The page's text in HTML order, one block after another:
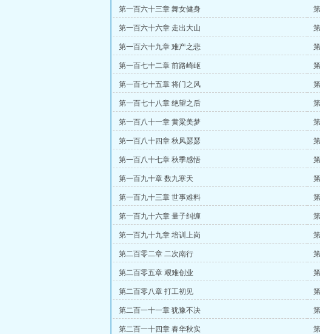
第一百六十三章 舞女健身
第一百六十六章 走出大山
第一百六十九章 难产之悲
第一百七十二章 前路崎岖
第一百七十五章 将门之风
第一百七十八章 绝望之后
第一百八十一章 黄粱美梦
第一百八十四章 秋风瑟瑟
第一百八十七章 秋季感悟
第一百九十章 数九寒天
第一百九十三章 世事难料
第一百九十六章 量子纠缠
第一百九十九章 培训上岗
第二百零二章 二次南行
第二百零五章 艰难创业
第二百零八章 打工初见
第二百一十一章 犹豫不决
第二百一十四章 春华秋实